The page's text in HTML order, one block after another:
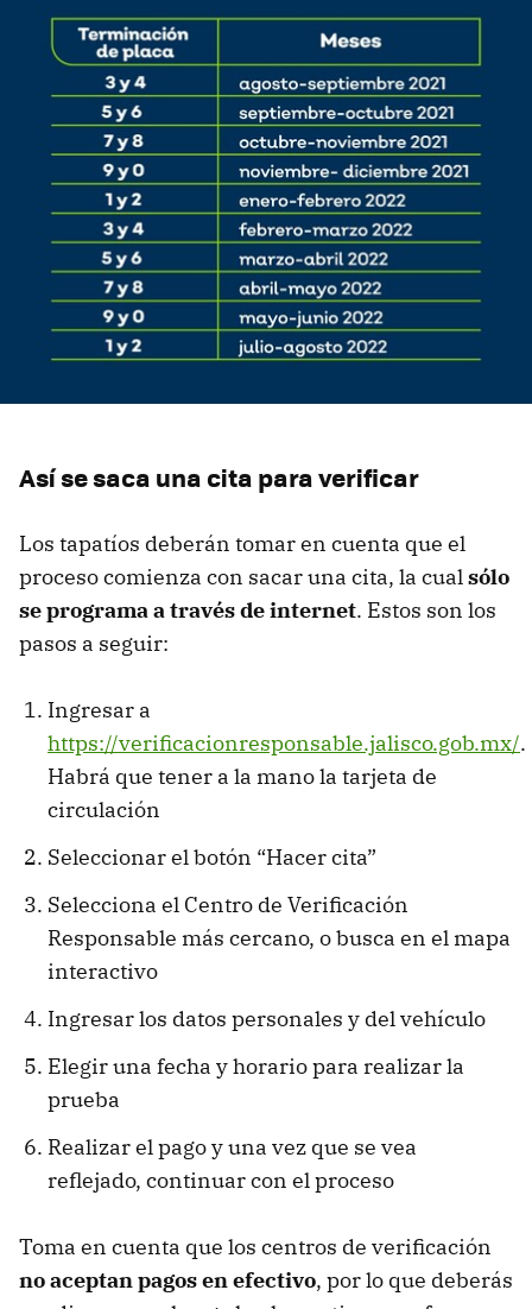
Así se saca una cita para verificar
Los tapatíos deberán tomar en cuenta que el
proceso comienza con sacar una cita, la cual sólo
se programa a través de internet. Estos son los
pasos a seguir:
Ingresar a
https://verificacionresponsable.jalisco.gob.mx/.
Habrá que tener a la mano la tarjeta de
circulación
Seleccionar el botón “Hacer cita”
Selecciona el Centro de Verificación
Responsable más cercano, o busca en el mapa
interactivo
Ingresar los datos personales y del vehículo
Elegir una fecha y horario para realizar la
prueba
Realizar el pago y una vez que se vea
reflejado, continuar con el proceso
Toma en cuenta que los centros de verificación
no aceptan pagos en efectivo, por lo que deberás